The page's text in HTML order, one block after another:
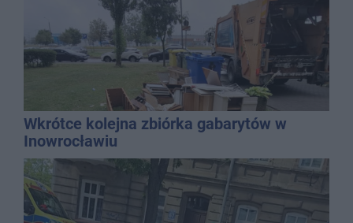
Wkrótce kolejna zbiórka gabarytów w
Inowrocławiu